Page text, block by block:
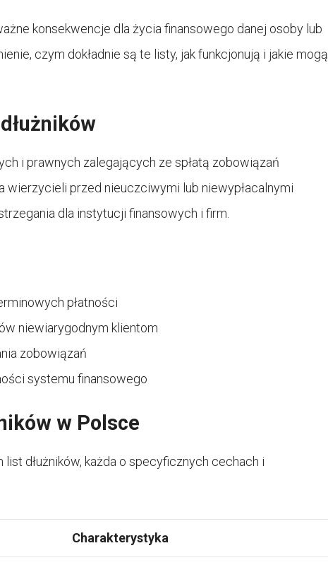
konsekwencje dla życia finansowego danej osoby lub
czym dokładnie są te listy, jak funkcjonują i jakie mogą
i prawnych zalegających ze spłatą zobowiązań
wierzycieli przed nieuczciwymi lub niewypłacalnymi
dla instytucji finansowych i firm.
płatności
niewiarygodnym klientom
zobowiązań
systemu finansowego
w Polsce
dłużników, każda o specyficznych cechach i
Charakterystyka